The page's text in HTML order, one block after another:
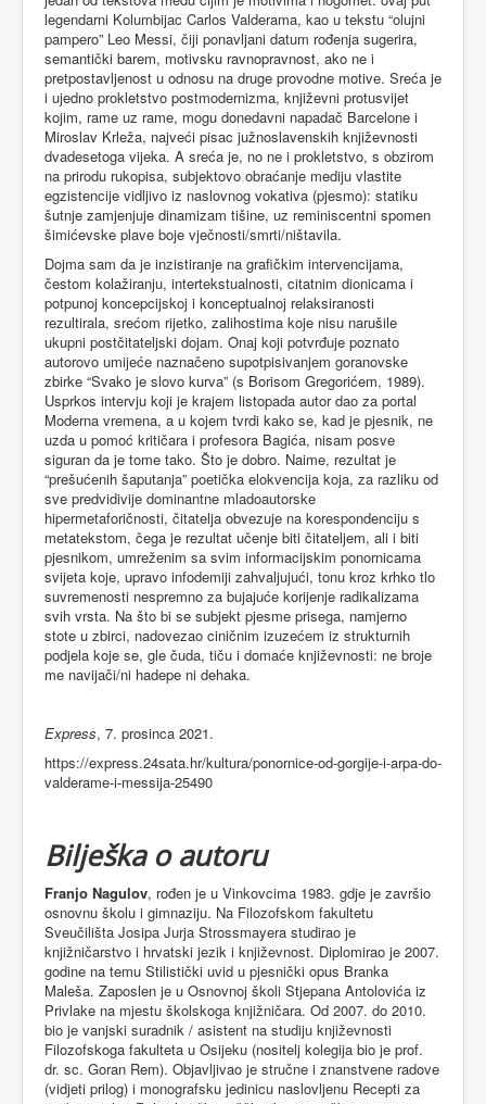
legendarni Kolumbijac Carlos Valderama, kao u tekstu “olujni
pampero” Leo Messi, čiji ponavljani datum rođenja sugerira,
semantički barem, motivsku ravnopravnost, ako ne i
pretpostavljenost u odnosu na druge provodne motive. Sreća je
i ujedno prokletstvo postmodernizma, književni protusvijet
kojim, rame uz rame, mogu donedavni napadač Barcelone i
Miroslav Krleža, najveći pisac južnoslavenskih književnosti
dvadesetoga vijeka. A sreća je, no ne i prokletstvo, s obzirom
na prirodu rukopisa, subjektovo obraćanje mediju vlastite
egzistencije vidljivo iz naslovnog vokativa (pjesmo): statiku
šutnje zamjenjuje dinamizam tišine, uz reminiscentni spomen
šimićevske plave boje vječnosti/smrti/ništavila.
Dojma sam da je inzistiranje na grafičkim intervencijama,
čestom kolažiranju, intertekstualnosti, citatnim dionicama i
potpunoj koncepcijskoj i konceptualnoj relaksiranosti
rezultirala, srećom rijetko, zalihostima koje nisu narušile
ukupni postčitateljski dojam. Onaj koji potvrđuje poznato
autorovo umijeće naznačeno supotpisivanjem goranovske
zbirke “Svako je slovo kurva” (s Borisom Gregorićem, 1989).
Usprkos intervju koji je krajem listopada autor dao za portal
Moderna vremena, a u kojem tvrdi kako se, kad je pjesnik, ne
uzda u pomoć kritičara i profesora Bagića, nisam posve
siguran da je tome tako. Što je dobro. Naime, rezultat je
“prešućenih šaputanja” poetička elokvencija koja, za razliku od
sve predvidivije dominantne mladoautorske
hipermetaforičnosti, čitatelja obvezuje na korespondenciju s
metatekstom, čega je rezultat učenje biti čitateljem, ali i biti
pjesnikom, umreženim sa svim informacijskim ponornicama
svijeta koje, upravo infodemiji zahvaljujući, tonu kroz krhko tlo
suvremenosti nespremno za bujajuće korijenje radikalizama
svih vrsta. Na što bi se subjekt pjesme prisega, namjerno
stote u zbirci, nadovezao ciničnim izuzećem iz strukturnih
podjela koje se, gle čuda, tiču i domaće književnosti: ne broje
me navijači/ni hadepe ni dehaka.
Express, 7. prosinca 2021.
https://express.24sata.hr/kultura/ponornice-od-gorgije-i-arpa-do-
valderame-i-messija-25490
Bilješka o autoru
Franjo Nagulov, rođen je u Vinkovcima 1983. gdje je završio
osnovnu školu i gimnaziju. Na Filozofskom fakultetu
Sveučilišta Josipa Jurja Strossmayera studirao je
knjižničarstvo i hrvatski jezik i književnost. Diplomirao je 2007.
godine na temu Stilistički uvid u pjesnički opus Branka
Maleša. Zaposlen je u Osnovnoj školi Stjepana Antolovića iz
Privlake na mjestu školskoga knjižničara. Od 2007. do 2010.
bio je vanjski suradnik / asistent na studiju književnosti
Filozofskoga fakulteta u Osijeku (nositelj kolegija bio je prof.
dr. sc. Goran Rem). Objavljivao je stručne i znanstvene radove
(vidjeti prilog) i monografsku jedinicu naslovljenu Recepti za